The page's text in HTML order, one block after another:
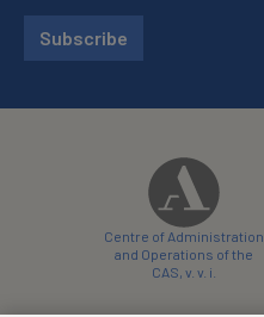
Subscribe
Centre of Administration
and Operations of the
CAS, v. v. i.